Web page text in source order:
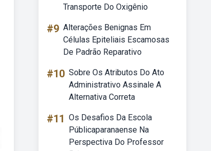
Transporte Do Oxigênio
#9 Alterações Benignas Em
Células Epiteliais Escamosas
De Padrão Reparativo
#10 Sobre Os Atributos Do Ato
Administrativo Assinale A
Alternativa Correta
#11 Os Desafios Da Escola
Públicaparanaense Na
Perspectiva Do Professor